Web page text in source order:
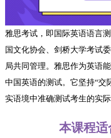
雅思考试，即国际英语语言
国文化协会、剑桥大学考试
局共同管理。雅思作为英语
中国英语的测试。它坚持“交
实语境中准确测试考生的实际
本课程